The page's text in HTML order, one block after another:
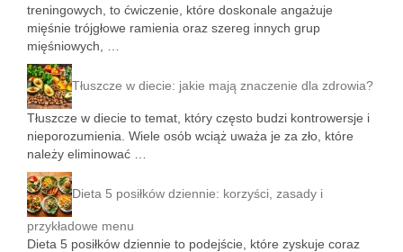
treningowych, to ćwiczenie, które doskonale angażuje
mięśnie trójgłowe ramienia oraz szereg innych grup
mięśniowych, …
Tłuszcze w diecie: jakie mają znaczenie dla zdrowia?
Tłuszcze w diecie to temat, który często budzi kontrowersje i
nieporozumienia. Wiele osób wciąż uważa je za zło, które
należy eliminować …
Dieta 5 posiłków dziennie: korzyści, zasady i
przykładowe menu
Dieta 5 posiłków dziennie to podejście, które zyskuje coraz